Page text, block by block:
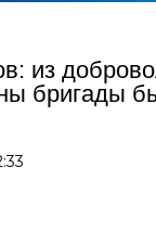
из
бригады